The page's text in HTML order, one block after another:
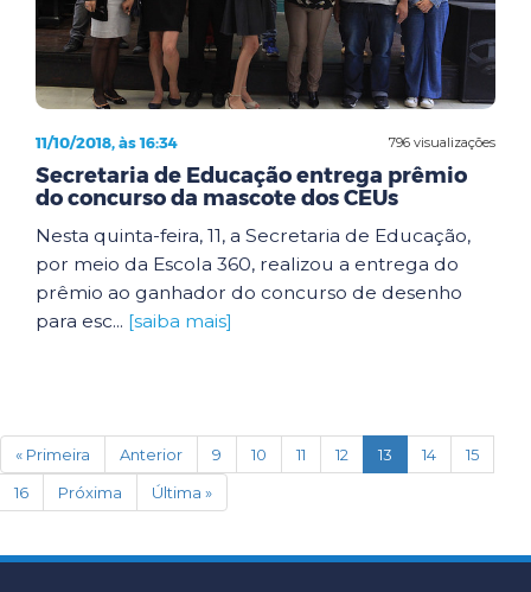
796 visualizações
11/10/2018, às 16:34
Secretaria de Educação entrega prêmio
do concurso da mascote dos CEUs
Nesta quinta-feira, 11, a Secretaria de Educação,
por meio da Escola 360, realizou a entrega do
prêmio ao ganhador do concurso de desenho
para esc... [saiba mais]
« Primeira Anterior 9 10 11 12 13 (current)
14
15
16
Próxima Última »